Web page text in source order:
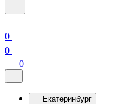
0
0
0
Екатеринбург